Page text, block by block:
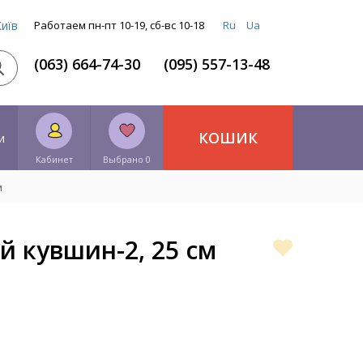
Работаем пн-пт 10-19, сб-вс 10-18 Ru Ua
(063) 664-74-30 (095) 557-13-48
Кабинет Выбрано 0
КОШИК
кувшин-2, 25 см